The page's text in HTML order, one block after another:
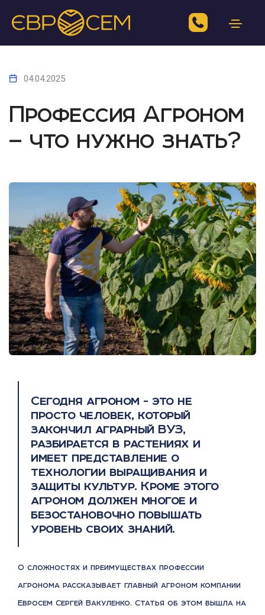
04.04.2025
Профессия Агроном
— что нужно знать?
Сегодня агроном - это не
просто человек, который
закончил аграрный ВУЗ,
разбирается в растениях и
имеет представление о
технологии выращивания и
защиты культур. Кроме этого
агроном должен многое и
безостановочно повышать
уровень своих знаний.
О сложностях и преимуществах профессии
агронома рассказывает главный агроном компании
Евросем Сергей Вакуленко. Статья об этом вышла на